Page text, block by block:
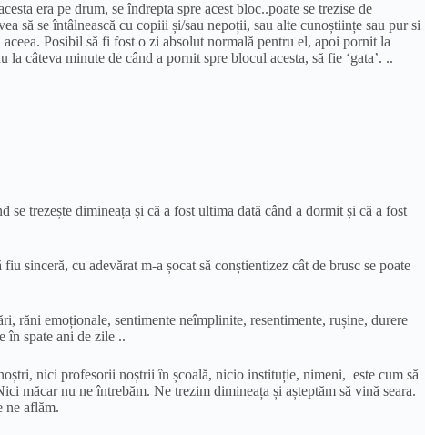
era pe drum, se îndrepta spre acest bloc..poate se trezise de
să se întâlnească cu copiii și/sau nepoții, sau alte cunoștiințe sau pur si
Posibil să fi fost o zi absolut normală pentru el, apoi pornit la
câteva minute de când a pornit spre blocul acesta, să fie ‘gata’. ..
se trezește dimineața și că a fost ultima dată când a dormit și că a fost
sinceră, cu adevărat m-a șocat să conștientizez cât de brusc se poate
răni emoționale, sentimente neîmplinite, resentimente, rușine, durere
în spate ani de zile ..
nici profesorii noștrii în școală, nicio instituție, nimeni, este cum să
măcar nu ne întrebăm. Ne trezim dimineața și așteptăm să vină seara.
ne aflăm.